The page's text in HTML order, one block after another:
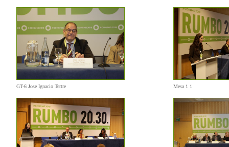
GT-6 Jose Ignacio Tertre Mesa 1 1